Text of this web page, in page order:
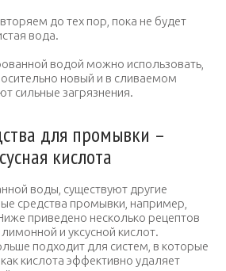
до тех пор, пока не будет
вода.
водой можно использовать,
новый и в сливаемом
сильные загрязнения.
для промывки –
кислота
воды, существуют другие
средства промывки, например,
приведено несколько рецептов
и уксусной кислот.
подходит для систем, в которые
кислота эффективно удаляет